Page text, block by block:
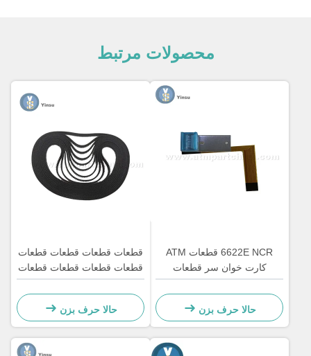
محصولات مرتبط
6622E NCR قطعات ATM
کارت خوان سر قطعات
بازسازی
حالا حرف بزن
قطعات قطعات قطعات قطعات
قطعات قطعات قطعات قطعات
قطعات قطعات قطعات قطعات
قطعات قطعات قطعات قطعات
قطعات قطعات قطعات قطعات
قطعات قطعات قطعات قطعات
قطعات قطعات قطعات قطعات
حالا حرف بزن